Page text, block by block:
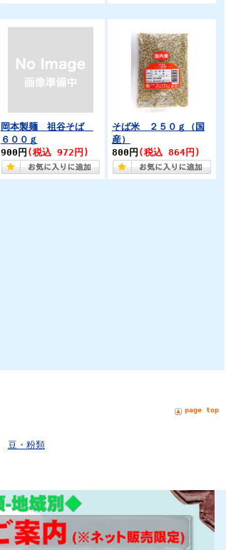
岡本製麺 祖谷そば
６００ｇ
900円 (税込 972円)
そば米 ２５０ｇ（国
産）
800円 (税込 864円)
page top
豆・粉類